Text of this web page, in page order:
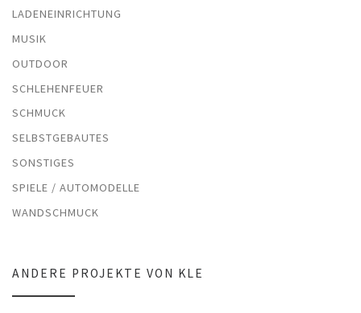
LADENEINRICHTUNG
MUSIK
OUTDOOR
SCHLEHENFEUER
SCHMUCK
SELBSTGEBAUTES
SONSTIGES
SPIELE / AUTOMODELLE
WANDSCHMUCK
ANDERE PROJEKTE VON KLE